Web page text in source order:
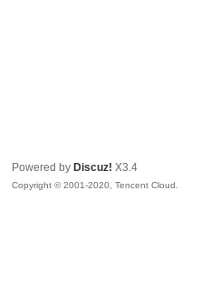
Powered by Discuz! X3.4
Copyright © 2001-2020, Tencent Cloud.